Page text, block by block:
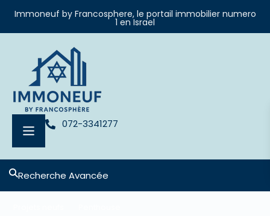
Immoneuf by Francosphere, le portail immobilier numero
1 en Israel
072-3341277
Recherche Avancée